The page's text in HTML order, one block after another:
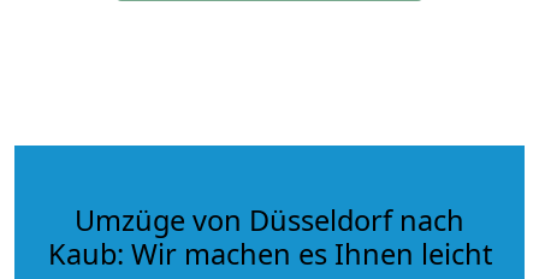
Umzüge von Düsseldorf nach
Kaub: Wir machen es Ihnen leicht